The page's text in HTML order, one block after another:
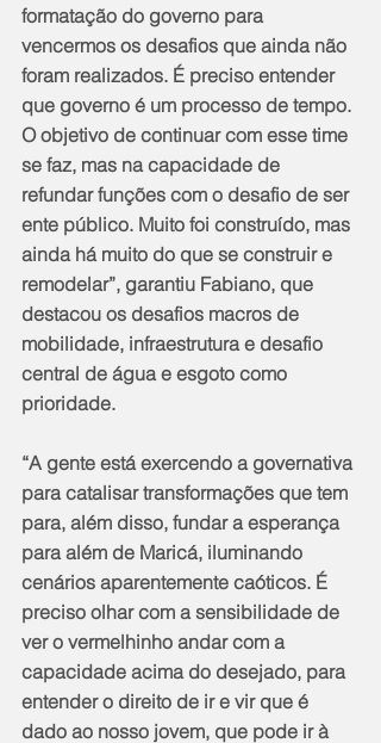
formatação do governo para
vencermos os desafios que ainda não
foram realizados. É preciso entender
que governo é um processo de tempo.
O objetivo de continuar com esse time
se faz, mas na capacidade de
refundar funções com o desafio de ser
ente público. Muito foi construído, mas
ainda há muito do que se construir e
remodelar”, garantiu Fabiano, que
destacou os desafios macros de
mobilidade, infraestrutura e desafio
central de água e esgoto como
prioridade.
“A gente está exercendo a governativa
para catalisar transformações que tem
para, além disso, fundar a esperança
para além de Maricá, iluminando
cenários aparentemente caóticos. É
preciso olhar com a sensibilidade de
ver o vermelhinho andar com a
capacidade acima do desejado, para
entender o direito de ir e vir que é
dado ao nosso jovem, que pode ir à